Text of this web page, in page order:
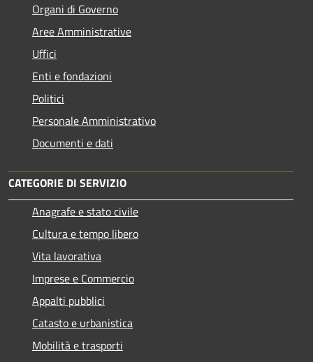
Organi di Governo
Aree Amministrative
Uffici
Enti e fondazioni
Politici
Personale Amministrativo
Documenti e dati
CATEGORIE DI SERVIZIO
Anagrafe e stato civile
Cultura e tempo libero
Vita lavorativa
Imprese e Commercio
Appalti pubblici
Catasto e urbanistica
Mobilità e trasporti